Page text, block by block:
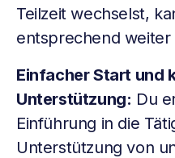
Teilzeit wechselst,
entsprechend weiter
Einfacher Start und
Unterstützung: Du
Einführung in die
Unterstützung von